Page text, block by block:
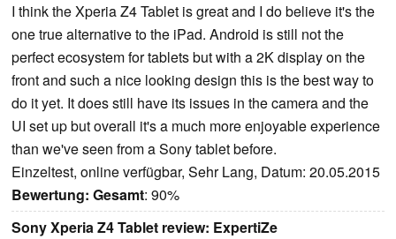
I think the Xperia Z4 Tablet is great and I do believe it's the
one true alternative to the iPad. Android is still not the
perfect ecosystem for tablets but with a 2K display on the
front and such a nice looking design this is the best way to
do it yet. It does still have its issues in the camera and the
UI set up but overall it's a much more enjoyable experience
than we've seen from a Sony tablet before.
Einzeltest, online verfügbar, Sehr Lang, Datum: 20.05.2015
Bewertung: Gesamt: 90%
Sony Xperia Z4 Tablet review: ExpertiZe